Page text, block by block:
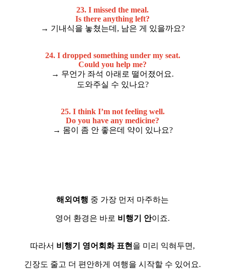
23. I missed the meal.
Is there anything left?
→ 기내식을 놓쳤는데, 남은 게 있을까요?
24. I dropped something under my seat.
Could you help me?
→ 무언가 좌석 아래로 떨어졌어요.
도와주실 수 있나요?
25. I think I’m not feeling well.
Do you have any medicine?
→ 몸이 좀 안 좋은데 약이 있나요?
해외여행 중 가장 먼저 마주하는
영어 환경은 바로 비행기 안이죠.
따라서 비행기 영어회화 표현 을 미리 익혀두면,
긴장도 줄고 더 편안하게 여행을 시작할 수 있어요.